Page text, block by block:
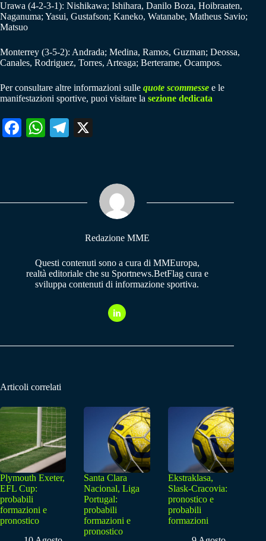
Urawa (4-2-3-1): Nishikawa; Ishihara, Danilo Boza, Hoibraaten,
Naganuma; Yasui, Gustafson; Kaneko, Watanabe, Matheus Savio;
Matsuo
Monterrey (3-5-2): Andrada; Medina, Ramos, Guzman; Deossa,
Canales, Rodriguez, Torres, Arteaga; Berterame, Ocampos.
Per consultare altre informazioni sulle quote scommesse e le
manifestazioni sportive, puoi visitare la sezione dedicata
Fa W
pp
Te
m
Redazione MME
Questi contenuti sono a cura di MMEuropa,
realtà editoriale che su Sportnews.BetFlag cura e
sviluppa contenuti di informazione sportiva.
Articoli correlati
Plymouth Exeter,
EFL Cup:
probabili
formazioni e
pronostico
Santa Clara
Nacional, Liga
Portugal:
probabili
formazioni e
pronostico
Ekstraklasa,
Slask-Cracovia:
pronostico e
probabili
formazioni